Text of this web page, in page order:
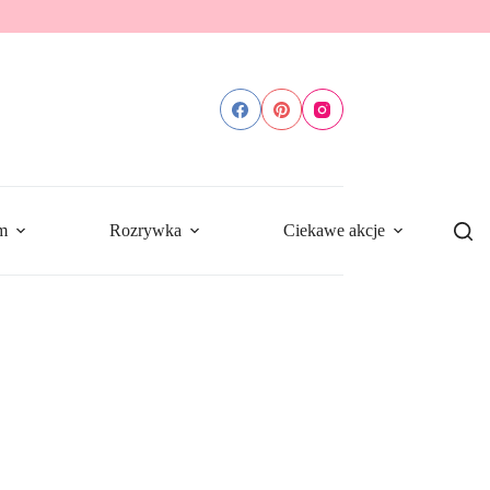
Rozrywka Ciekawe akcje